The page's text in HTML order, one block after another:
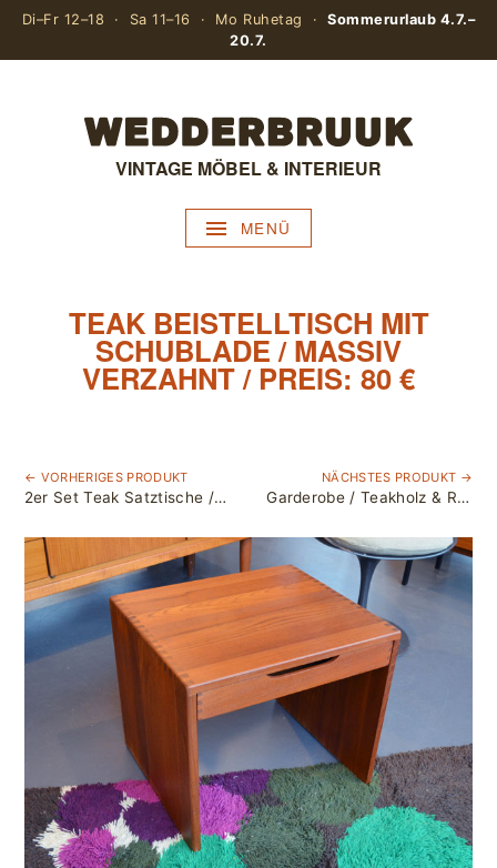
Di–Fr 12–18 · Sa 11–16 · Mo Ruhetag ·Sommerurlaub 4.7.–
20.7.
VINTAGE MÖBEL & INTERIEUR
MENÜ
TEAK BEISTELLTISCH MIT
SCHUBLADE / MASSIV
VERZAHNT / PREIS: 80 €
← VORHERIGES PRODUKT
2er Set Teak Satztische / Preis: 100 €
NÄCHSTES PRODUKT →
Garderobe / Teakholz & Rattan / Preis: 160 €